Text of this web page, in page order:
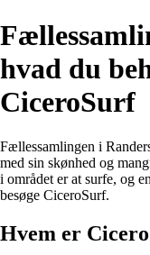
hvad du
CiceroSurf
Fællessamlingen i
med sin skønhed og
i området er at surfe, og
besøge CiceroSurf.
Hvem er